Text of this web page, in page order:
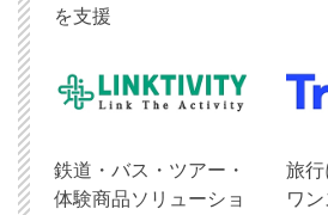
を支援
鉄道・バス・ツアー・
体験商品ソリューショ
旅
ワ